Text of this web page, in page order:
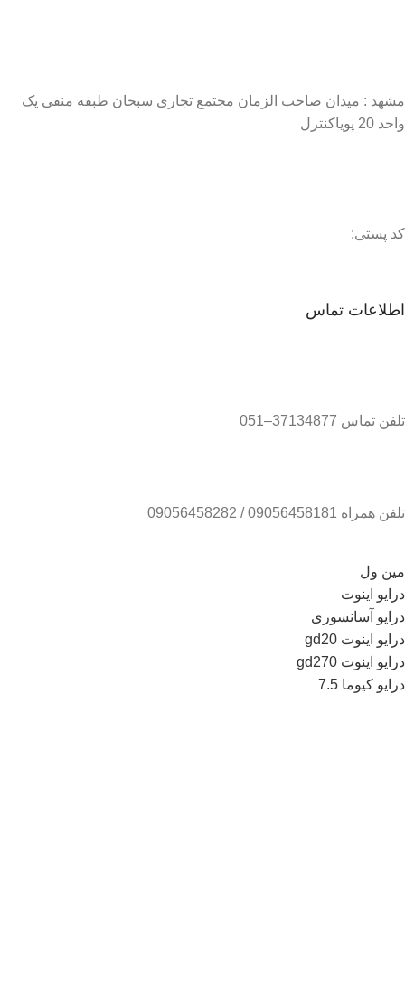
مشهد : میدان صاحب الزمان مجتمع تجاری سبحان طبقه منفی یک
واحد 20 پویاکنترل
کد پستی:
اطلاعات تماس
تلفن تماس 37134877–051
تلفن همراه 09056458181 / 09056458282
مین ول
درایو اینوت
درایو آسانسوری
درایو اینوت gd20
درایو اینوت gd270
درایو کیوما 7.5